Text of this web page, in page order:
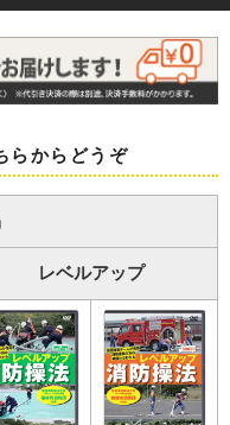
らからどうぞ
レベルアップ